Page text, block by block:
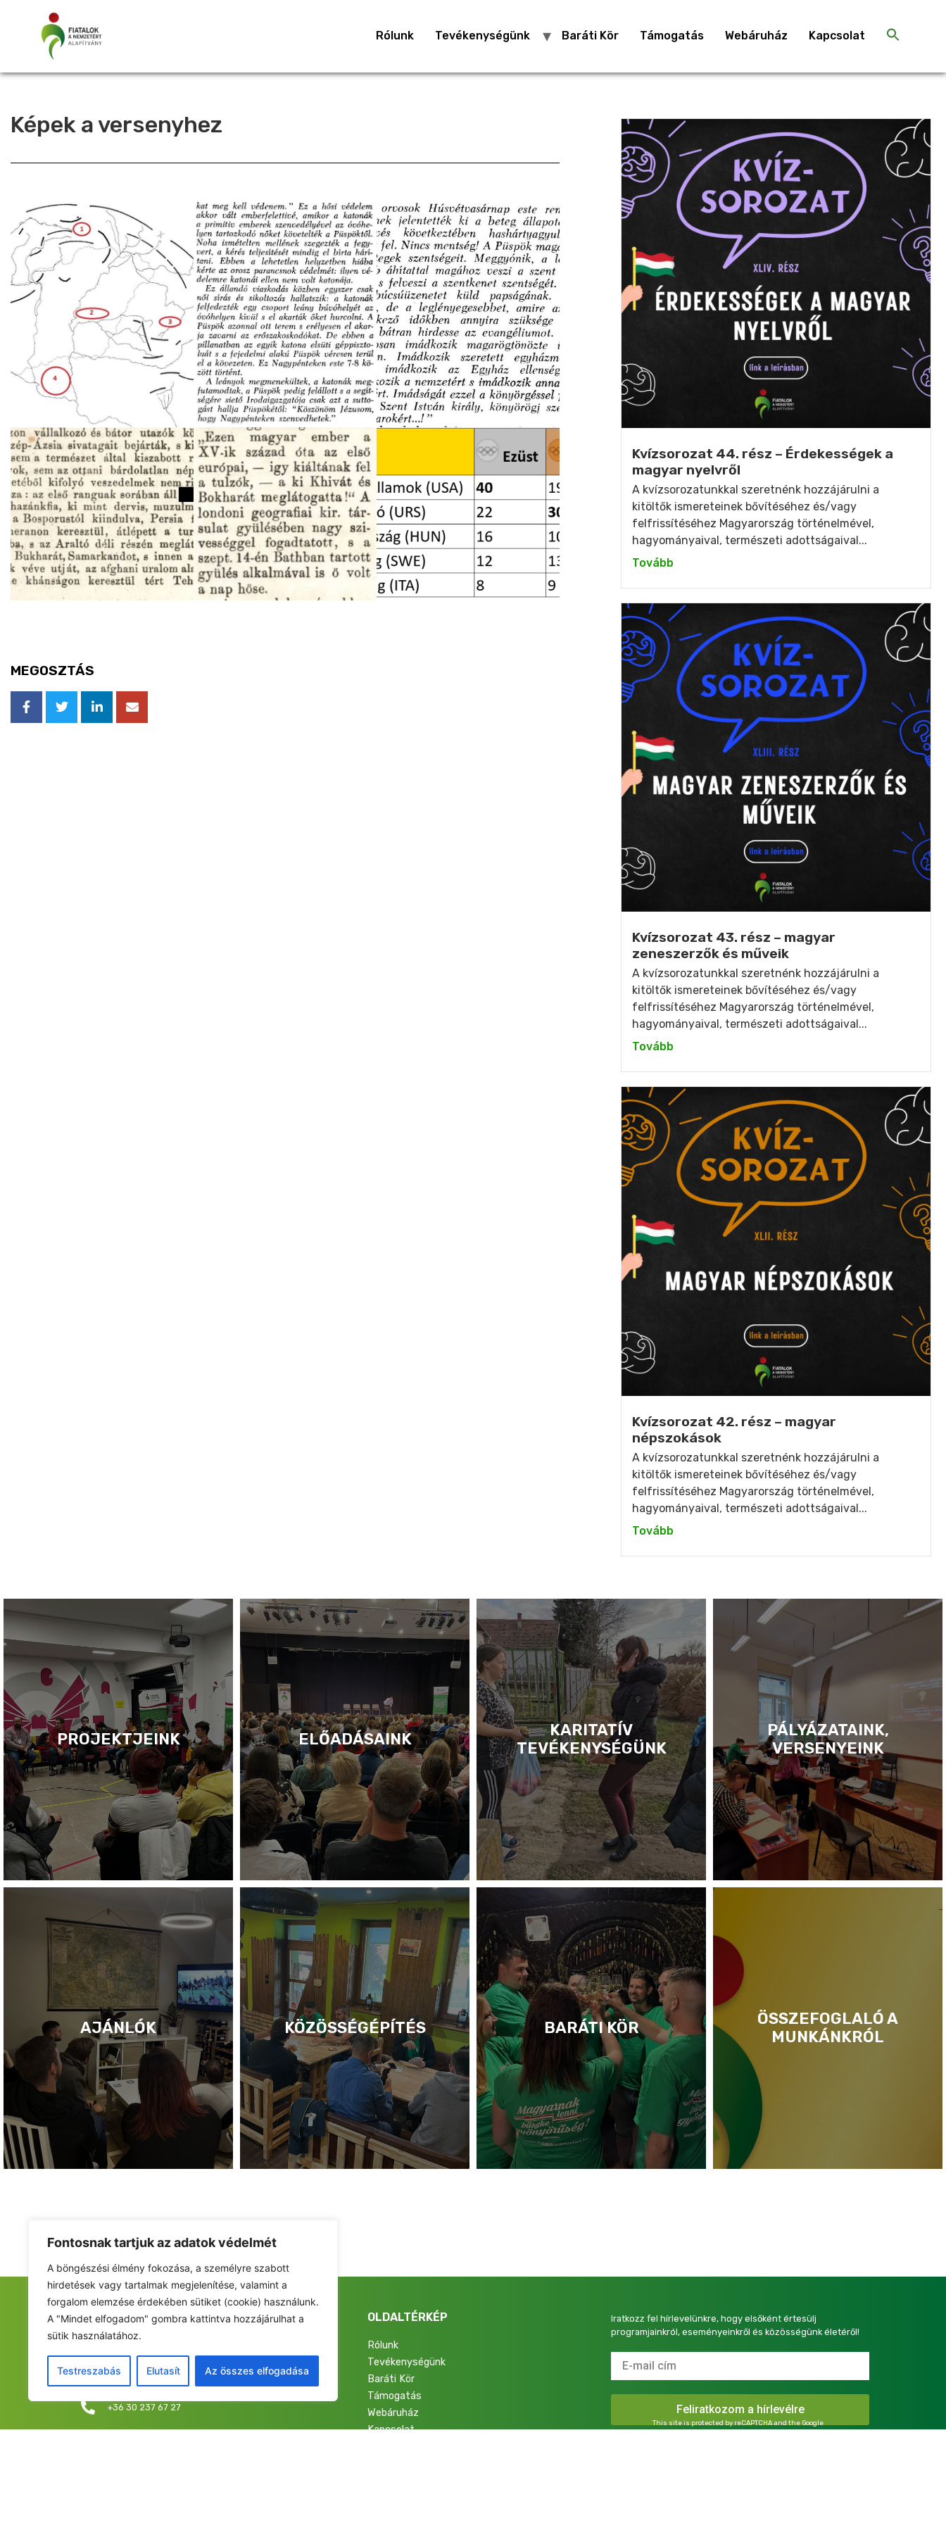
Fontosnak tartjuk az adatok védelmét
A böngészési élmény fokozása, a személyre szabott
hirdetések vagy tartalmak megjelenítése, valamint a
forgalom elemzése érdekében sütiket (cookie) használunk.
A "Mindet elfogadom" gombra kattintva hozzájárulhat a
sütik használatához.
Testreszabás Elutasít Az összes elfogadása
Rólunk Tevékenységünk Baráti Kör Támogatás Webáruház Kapcsolat
Képek a versenyhez
MEGOSZTÁS
Kvízsorozat 44. rész – Érdekességek a
magyar nyelvről
A kvízsorozatunkkal szeretnénk hozzájárulni a
kitöltők ismereteinek bővítéséhez és/vagy
felfrissítéséhez Magyarország történelmével,
hagyományaival, természeti adottságaival...
Tovább
Kvízsorozat 43. rész – magyar
zeneszerzők és műveik
A kvízsorozatunkkal szeretnénk hozzájárulni a
kitöltők ismereteinek bővítéséhez és/vagy
felfrissítéséhez Magyarország történelmével,
hagyományaival, természeti adottságaival...
Tovább
Kvízsorozat 42. rész – magyar
népszokások
A kvízsorozatunkkal szeretnénk hozzájárulni a
kitöltők ismereteinek bővítéséhez és/vagy
felfrissítéséhez Magyarország történelmével,
hagyományaival, természeti adottságaival...
Tovább
PROJEKTJEINK ELŐADÁSAINK
KARITATÍV
TEVÉKENYSÉGÜNK
PÁLYÁZATAINK,
VERSENYEINK
AJÁNLÓK KÖZÖSSÉGÉPÍTÉS BARÁTI KÖR
ÖSSZEFOGLALÓ A
MUNKÁNKRÓL
FIATALOK A NEMZETÉRT ALAPÍTVÁNY
Levelezési cím/iroda: 1053 Budapest, Curia utca 4.
info@fiatalokanemzetert.hu
+36 30 237 67 27
OLDALTÉRKÉP
Rólunk
Tevékenységünk
Baráti Kör
Támogatás
Webáruház
Kapcsolat
Iratkozz fel hírlevelünkre, hogy elsőként értesülj
programjainkról, eseményeinkről és közösségünk életéről!
This site is protected by reCAPTCHA and the Google